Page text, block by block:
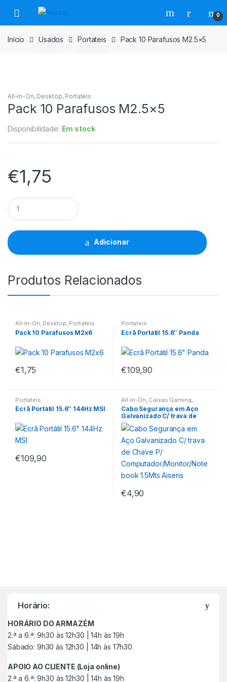
para
navegação
para
o
conteúdo
0
Início Usados Portateis Pack 10 Parafusos M2.5×5
All-In-On, Desktop, Portateis
Pack 10 Parafusos M2.5×5
Disponibilidade: Em stock
€1,75
Pack
10
Parafusos
M2.5x5
quantidade
Adicionar
Produtos Relacionados
All-In-On, Desktop, Portateis
Pack 10 Parafusos M2x6
€1,75
Portateis
Ecrã Portátil 15.6″ Panda
€109,90
Portateis
Ecrã Portátil 15.6″ 144Hz MSI
€109,90
All-In-On Caixas Gaming
Desktop , Monitores
Portateis
Cabo Segurança em Aço
Galvanizado C/ trava de
Chave P/
Computador/Monitor/Noteb
ook 1.5Mts Aisens
€4,90
Horário:
HORÁRIO DO ARMAZÉM
2.ª a 6.ª: 9h30 às 12h30 | 14h às 19h
Sábado: 9h30 às 12h30 | 14h às 17h30
APOIO AO CLIENTE (Loja online)
2.ª a 6.ª: 9h30 às 12h30 | 14h às 19h